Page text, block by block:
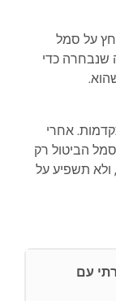
על סמל
שנבחרה כדי
אחרי
הביטול רק
תשפיע על
עם